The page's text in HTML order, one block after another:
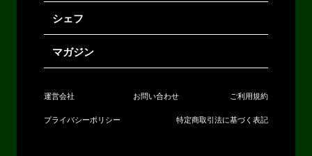
シェフ
マガジン
運営会社 お問い合わせ ご利用規約
プライバシーポリシー 特定商取引法に基づく表記